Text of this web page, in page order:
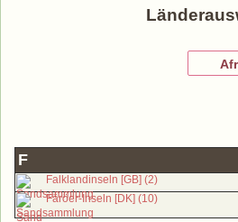
F
Falklandinseln [GB] (2)
Färöer-Inseln [DK] (10)